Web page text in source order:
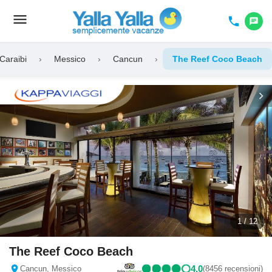
Toggle
menu phone chat
Caraibi › Messico › Cancun › The Reef Coco Beach
chevron_left chevron_right
1 / 12
The Reef Coco Beach
location_on Cancun, Messico 4,0(8456 recensioni)